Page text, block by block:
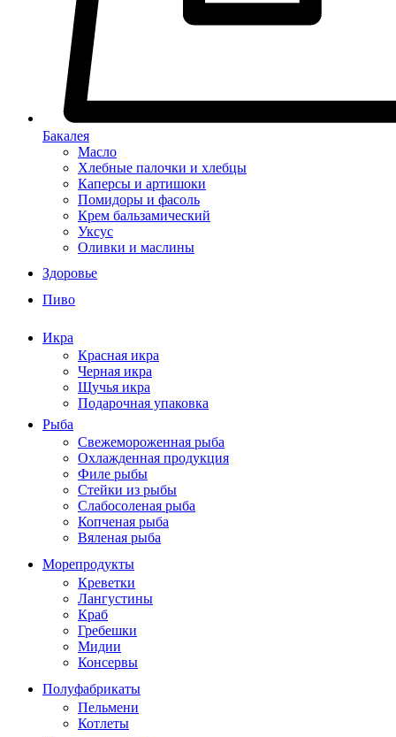
Бакалея
Масло
Хлебные палочки и хлебцы
Каперсы и артишоки
Помидоры и фасоль
Крем бальзамический
Уксус
Оливки и маслины
Здоровье
Пиво
Икра
Красная икра
Черная икра
Щучья икра
Подарочная упаковка
Рыба
Свежемороженная рыба
Охлажденная продукция
Филе рыбы
Стейки из рыбы
Слабосоленая рыба
Копченая рыба
Вяленая рыба
Морепродукты
Креветки
Лангустины
Краб
Гребешки
Мидии
Консервы
Полуфабрикаты
Пельмени
Котлеты